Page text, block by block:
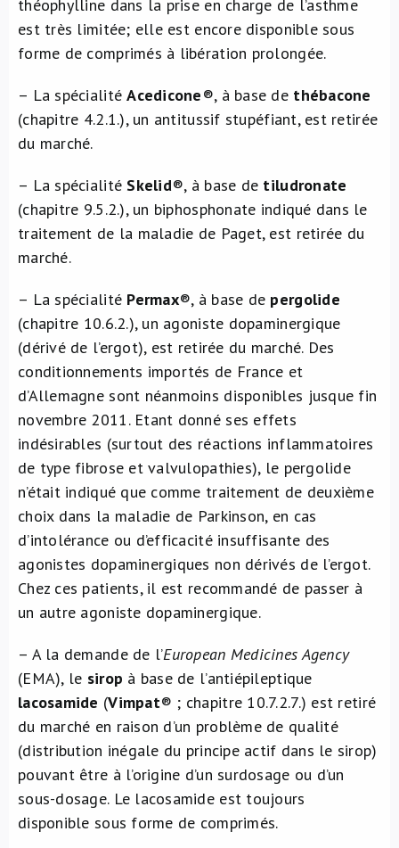
théophylline dans la prise en charge de l’asthme
est très limitée; elle est encore disponible sous
forme de comprimés à libération prolongée.
– La spécialitéAcedicone®, à base de thébacone
(chapitre 4.2.1.), un antitussif stupéfiant, est retirée
du marché.
– La spécialité Skelid®, à base de tiludronate
(chapitre 9.5.2.), un biphosphonate indiqué dans le
traitement de la maladie de Paget, est retirée du
marché.
– La spécialité Permax®, à base de pergolide
(chapitre 10.6.2.), un agoniste dopaminergique
(dérivé de l’ergot), est retirée du marché. Des
conditionnements importés de France et
d’Allemagne sont néanmoins disponibles jusque fin
novembre 2011. Etant donné ses effets
indésirables (surtout des réactions inflammatoires
de type fibrose et valvulopathies), le pergolide
n’était indiqué que comme traitement de deuxième
choix dans la maladie de Parkinson, en cas
d’intolérance ou d’efficacité insuffisante des
agonistes dopaminergiques non dérivés de l’ergot.
Chez ces patients, il est recommandé de passer à
un autre agoniste dopaminergique.
– A la demande de l’European Medicines Agency
(EMA), le sirop à base de l’antiépileptique
lacosamide (Vimpat® ; chapitre 10.7.2.7.) est retiré
du marché en raison d’un problème de qualité
(distribution inégale du principe actif dans le sirop)
pouvant être à l’origine d’un surdosage ou d’un
sous-dosage. Le lacosamide est toujours
disponible sous forme de comprimés.